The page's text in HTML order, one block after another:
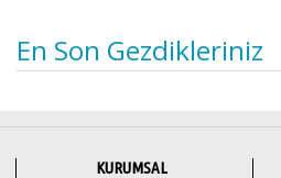
En Son Gezdikleriniz
KURUMSAL